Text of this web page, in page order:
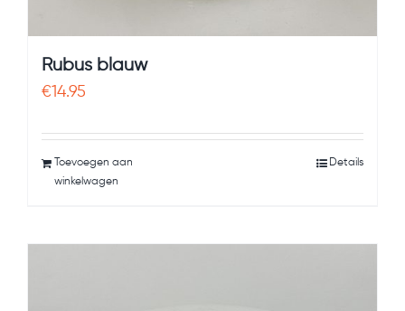
Rubus blauw
€14.95
Toevoegen aan
winkelwagen
Details